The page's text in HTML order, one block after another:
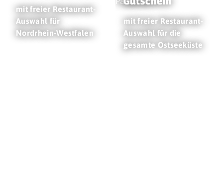
mit freier Restaurant-
Auswahl für
Nordrhein-Westfalen
mit freier Restaurant-
Auswahl für die
gesamte Ostseeküste